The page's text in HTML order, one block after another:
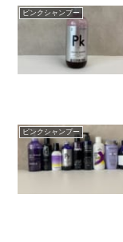
ピンクシャンプー
ピンクシャンプー